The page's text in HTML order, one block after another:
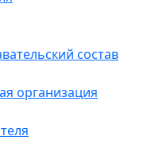
состав
организация